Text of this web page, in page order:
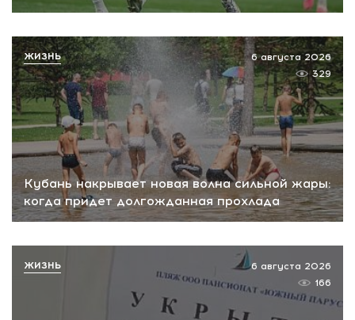
Кубань накрывает новая волна сильной жары:
когда придет долгожданная прохлада
6 августа 2026
329
ЖИЗНЬ
6 августа 2026
166
ЖИЗНЬ